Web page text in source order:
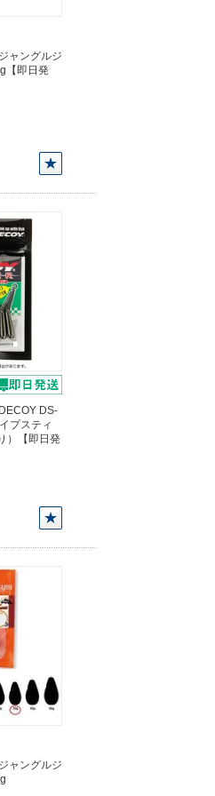
ャングルジ
【即日発
DS-
プスティ
）【即日発
ャングルジ